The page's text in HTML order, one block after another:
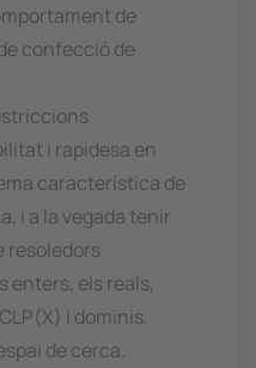
de
confecció de
i rapidesa en
característica de
i a la vegada tenir
resoledors
enters, els reals,
i dominis.
de cerca.